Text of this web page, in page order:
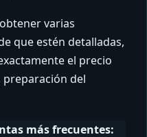
varias
que estén detalladas,
el precio
del
más frecuentes: